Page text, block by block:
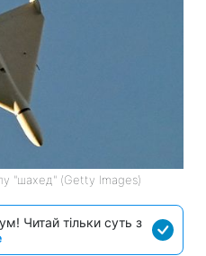
"шахед" (Getty Images)
Читай тільки суть з